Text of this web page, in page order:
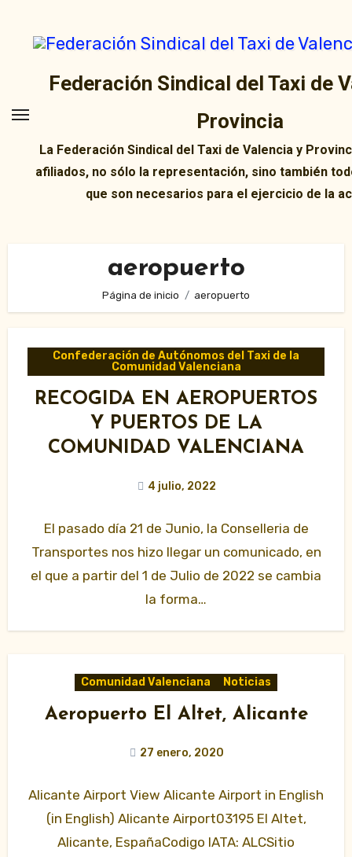
contenido
Federación Sindical del Taxi de
Provincia
La Federación Sindical del Taxi de Valencia y
afiliados, no sólo la representación, sino también
que son necesarios para el ejercicio de la
aeropuerto
Página de inicio aeropuerto
Confederación de Autónomos del Taxi de la
Comunidad Valenciana
RECOGIDA EN AEROPUERTOS
Y PUERTOS DE LA
COMUNIDAD VALENCIANA
4 julio, 2022
El pasado día 21 de Junio, la Conselleria de
Transportes nos hizo llegar un comunicado, en
el que a partir del 1 de Julio de 2022 se cambia
la forma…
Comunidad Valenciana Noticias
Aeropuerto El Altet, Alicante
27 enero, 2020
Alicante Airport View Alicante Airport in English
(in English) Alicante Airport03195 El Altet,
Alicante, EspañaCodigo IATA: ALCSitio